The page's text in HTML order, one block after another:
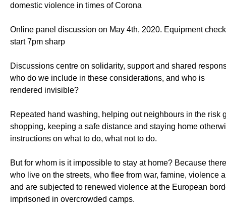
domestic violence in times of Corona
Online panel discussion on May 4th, 2020. Equipment
start 7pm sharp
Discussions centre on solidarity, support and shared
who do we include in these considerations, and who is
rendered invisible?
Repeated hand washing, helping out neighbours in the risk
shopping, keeping a safe distance and staying home
instructions on what to do, what not to do.
But for whom is it impossible to stay at home? Because
who live on the streets, who flee from war, famine, violence
and are subjected to renewed violence at the European
imprisoned in overcrowded camps.